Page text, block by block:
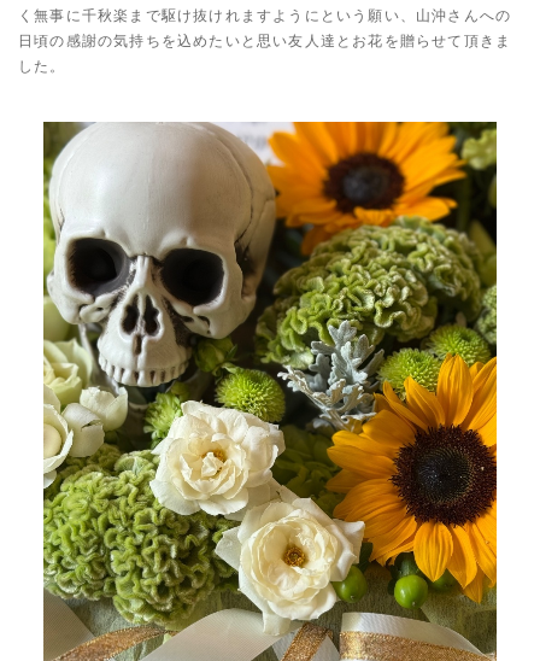
く無事に千秋楽まで駆け抜けれますようにという願い、山沖さんへの
日頃の感謝の気持ちを込めたいと思い友人達とお花を贈らせて頂きま
した。